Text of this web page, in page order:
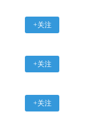
坐着同样爽
i5
：这底
+关注
+关注
+关注